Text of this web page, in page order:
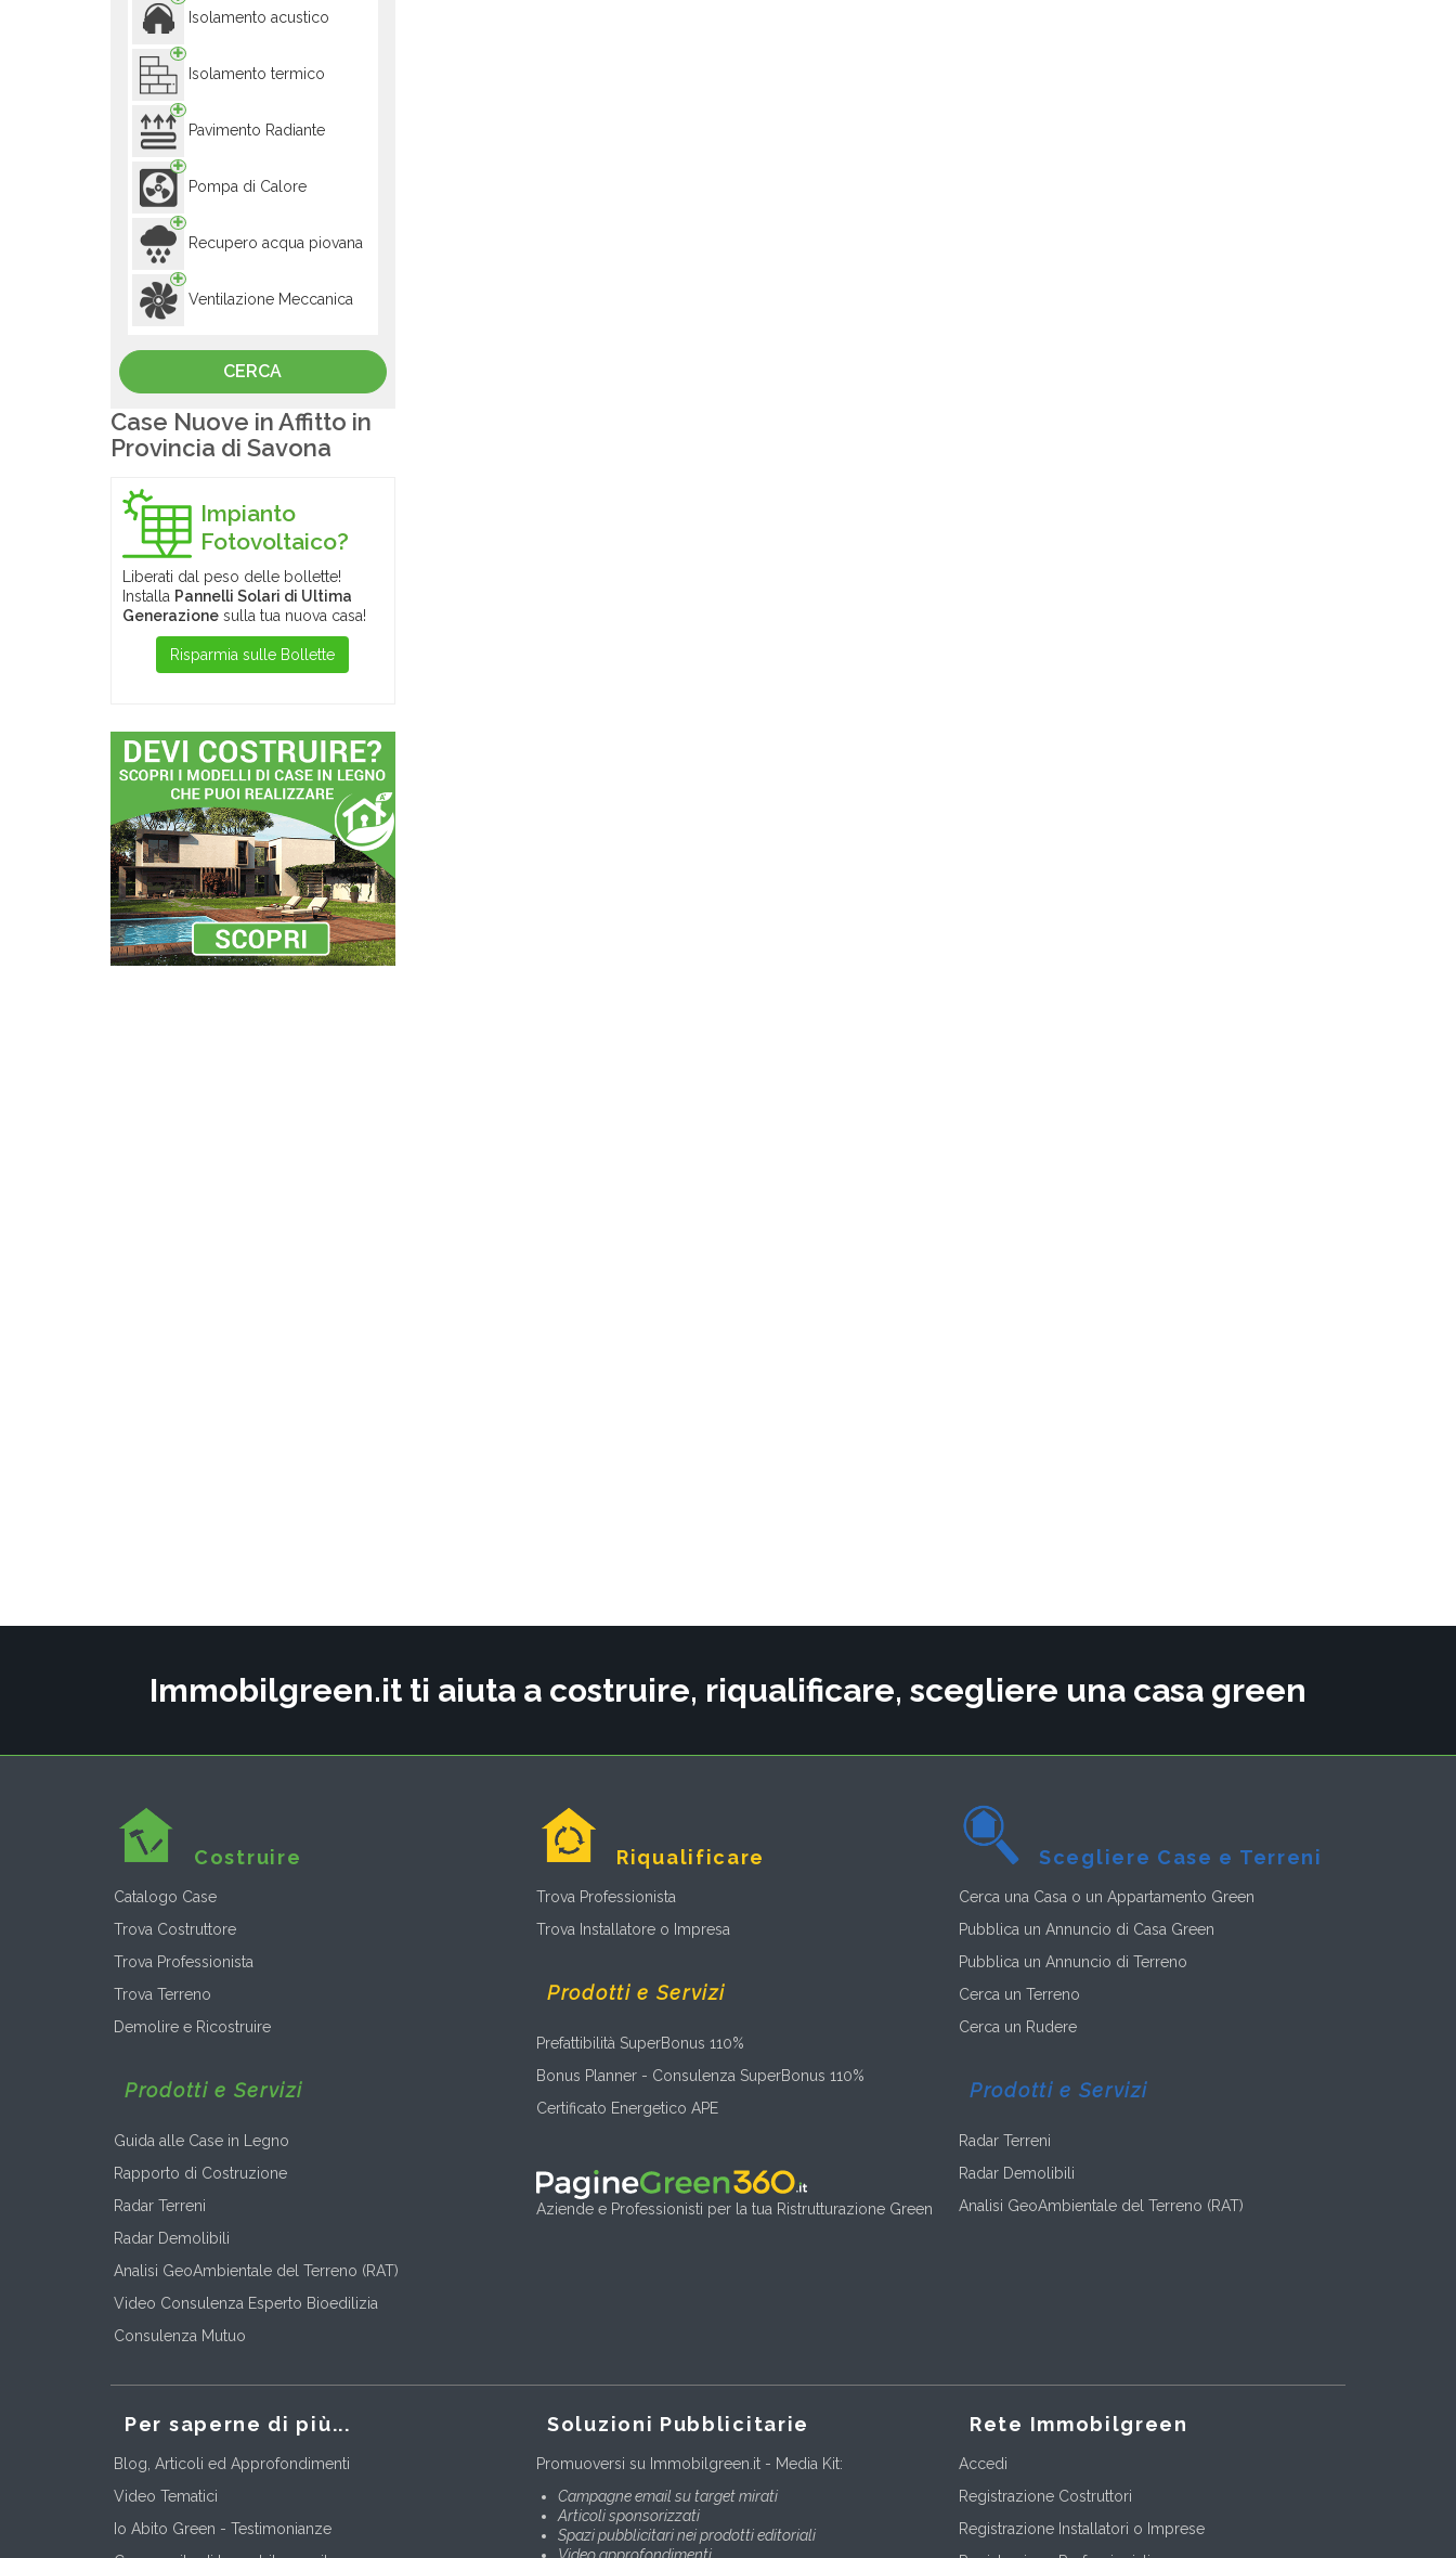
Isolamento acustico
Isolamento termico
Pavimento Radiante
Pompa di Calore
Recupero acqua piovana
Ventilazione Meccanica
Case Nuove in Affitto in
Provincia di Savona
Impianto
Fotovoltaico?
Liberati dal peso delle bollette!
Installa Pannelli Solari di Ultima
Generazione sulla tua nuova casa!
Risparmia sulle Bollette
Immobilgreen.it ti aiuta a costruire, riqualificare, scegliere una casa green
Costruire
Catalogo Case
Trova Costruttore
Trova Professionista
Trova Terreno
Demolire e Ricostruire
Prodotti e Servizi
Guida alle Case in Legno
Rapporto di Costruzione
Radar Terreni
Radar Demolibili
Analisi GeoAmbientale del Terreno (RAT)
Video Consulenza Esperto Bioedilizia
Consulenza Mutuo
Riqualificare
Trova Professionista
Trova Installatore o Impresa
Prodotti e Servizi
Prefattibilità SuperBonus 110%
Bonus Planner - Consulenza SuperBonus 110%
Certificato Energetico APE
Aziende e Professionisti per la tua Ristrutturazione Green
Scegliere Case e Terreni
Cerca una Casa o un Appartamento Green
Pubblica un Annuncio di Casa Green
Pubblica un Annuncio di Terreno
Cerca un Terreno
Cerca un Rudere
Prodotti e Servizi
Radar Terreni
Radar Demolibili
Analisi GeoAmbientale del Terreno (RAT)
Per saperne di più...
Blog, Articoli ed Approfondimenti
Video Tematici
Io Abito Green - Testimonianze
Soluzioni Pubblicitarie
Promuoversi su Immobilgreen.it - Media Kit:
Campagne email su target mirati
Articoli sponsorizzati
Spazi pubblicitari nei prodotti editoriali
Rete Immobilgreen
Accedi
Registrazione Costruttori
Registrazione Installatori o Imprese